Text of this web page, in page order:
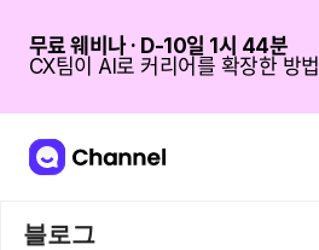
무료 웨비나 · D-10일 1시 44분
CX팀이 AI로 커리어를 확장한 방법
블로그